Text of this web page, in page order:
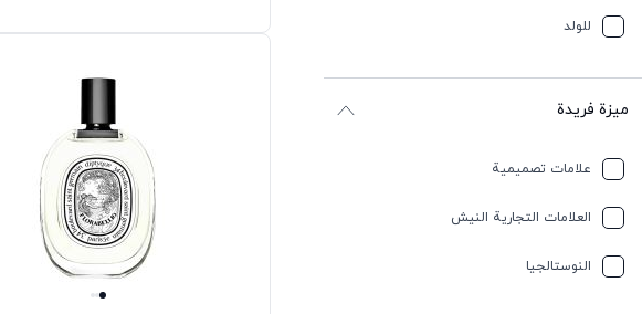
للولد
ميزة فريدة
علامات تصميمية
العلامات التجارية النيش
النوستالجيا